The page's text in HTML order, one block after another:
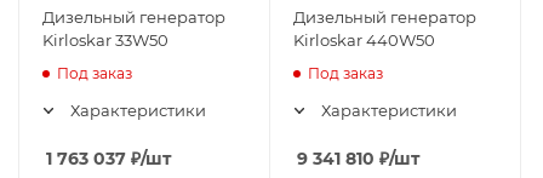
Дизельный генератор
Kirloskar 33W50
Под заказ
Характеристики
1 763 037 ₽/шт
Дизельный генератор
Kirloskar 440W50
Под заказ
Характеристики
9 341 810 ₽/шт